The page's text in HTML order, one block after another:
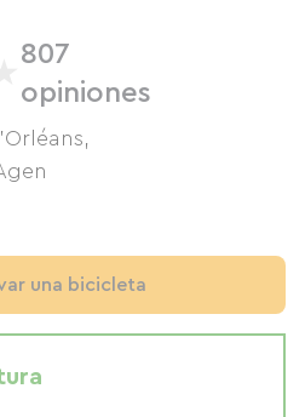
807
opiniones
una bicicleta